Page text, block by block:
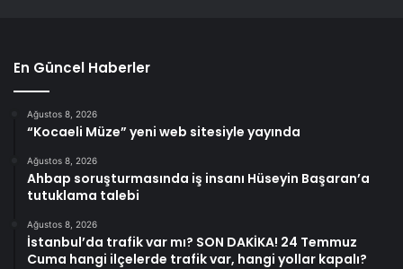
En Güncel Haberler
Ağustos 8, 2026
“Kocaeli Müze” yeni web sitesiyle yayında
Ağustos 8, 2026
Ahbap soruşturmasında iş insanı Hüseyin Başaran’a
tutuklama talebi
Ağustos 8, 2026
İstanbul’da trafik var mı? SON DAKİKA! 24 Temmuz
Cuma hangi ilçelerde trafik var, hangi yollar kapalı?